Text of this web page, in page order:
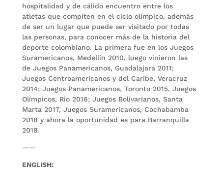
hospitalidad y de cálido encuentro entre los
atletas que compiten en el ciclo olímpico, además
de ser un lugar que puede ser visitado por todas
las personas, para conocer más de la historia del
deporte colombiano. La primera fue en los Juegos
Suramericanos, Medellín 2010, luego vinieron las
de Juegos Panamericanos, Guadalajara 2011;
Juegos Centroamericanos y del Caribe, Veracruz
2014; Juegos Panamericanos, Toronto 2015, Juegos
Olímpicos, Rio 2016; Juegos Bolivarianos, Santa
Marta 2017, Juegos Suramericanos, Cochabamba
2018 y ahora la oportunidad es para Barranquilla
2018.
——
ENGLISH: